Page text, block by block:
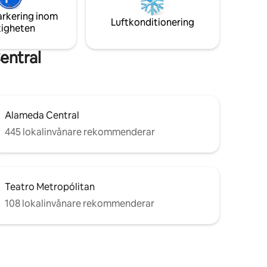
avgift. Snabbt städad varje gång!
Inkluderat: Kabel-TV och Netflix.
inom
Luftkonditionering
Alameda Central
445 lokalinvånare rekommenderar
Teatro Metropólitan
108 lokalinvånare rekommenderar